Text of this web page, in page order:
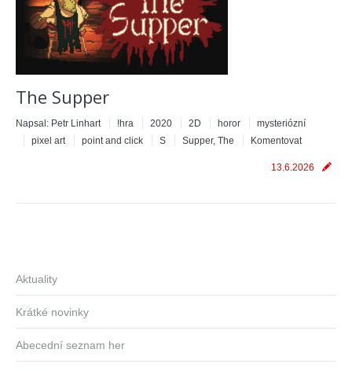
The Supper
Napsal: Petr Linhart !hra 2020 2D horor
mysteriózní
pixel art
point and click S Supper, The Komentovat
13.6.2026
Aktuality
Krátké novinky
Abecední seznam her